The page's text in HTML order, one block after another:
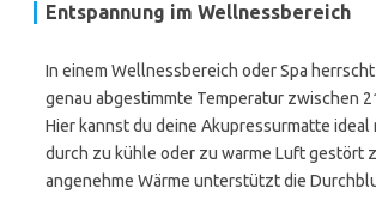
Entspannung im Wellnessbereich
In einem Wellnessbereich oder Spa
genau abgestimmte Temperatur zwischen
Hier kannst du deine Akupressurmatte ideal
durch zu kühle oder zu warme Luft gestört
angenehme Wärme unterstützt die